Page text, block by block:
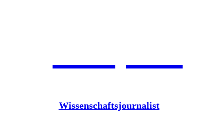
Jean Pütz
Wissenschaftsjournalist